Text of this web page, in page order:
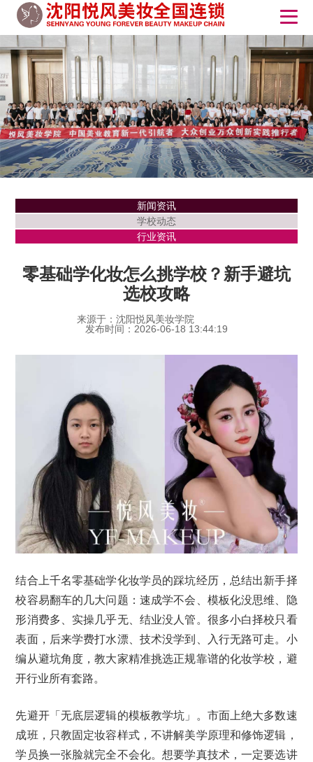
新闻资讯
学校动态
行业资讯
零基础学化妆怎么挑学校？新手避坑
选校攻略
来源于：沈阳悦风美妆学院
发布时间：2026-06-18 13:44:19
结合上千名零基础学化妆学员的踩坑经历，总结出新手择
校容易翻车的几大问题：速成学不会、模板化没思维、隐
形消费多、实操几乎无、结业没人管。很多小白择校只看
表面，后来学费打水漂、技术没学到、入行无路可走。小
编从避坑角度，教大家精准挑选正规靠谱的化妆学校，避
开行业所有套路。
先避开「无底层逻辑的模板教学坑」。市面上绝大多数速
成班，只教固定妆容样式，不讲解美学原理和修饰逻辑，
学员换一张脸就完全不会化。想要学真技术，一定要选讲